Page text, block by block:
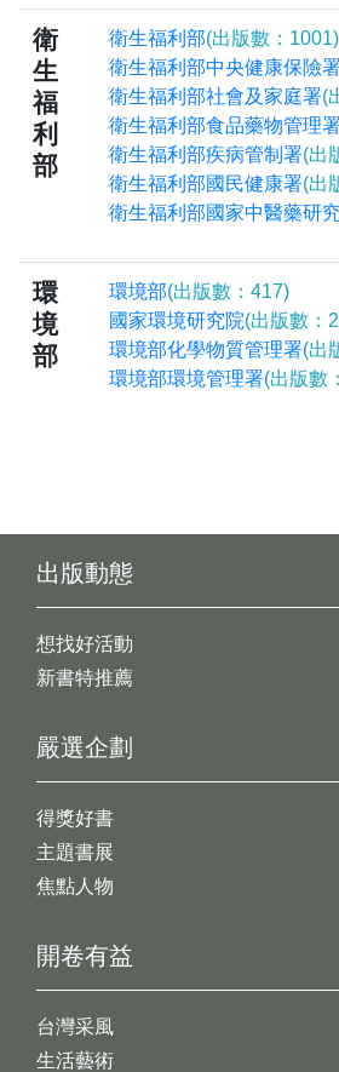
衛
生
福
利
部
衛生福利部(出版數：1001)
衛生福利部中央健康保險
衛生福利部社會及家庭署(
衛生福利部食品藥物管理
衛生福利部疾病管制署(出
衛生福利部國民健康署(出
衛生福利部國家中醫藥研
環
境
部
環境部(出版數：417)
國家環境研究院(出版數：
環境部化學物質管理署(出
環境部環境管理署(出版數
出版動態
想找好活動
新書特推薦
開卷有益
台灣采風
生活藝術
嚴選企劃
得獎好書
主題書展
焦點人物